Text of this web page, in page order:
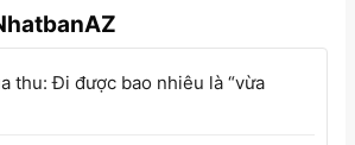
thu: Đi được bao nhiêu là “vừa